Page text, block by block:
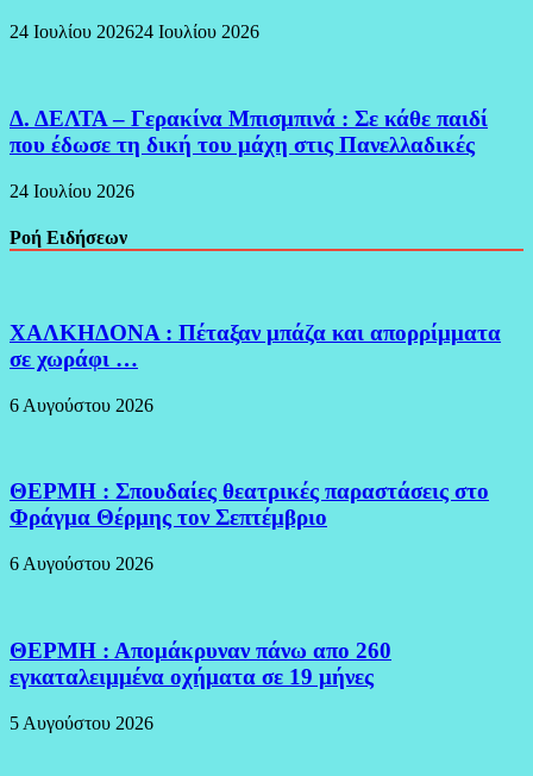
24 Ιουλίου 202624 Ιουλίου 2026
Δ. ΔΕΛΤΑ – Γερακίνα Μπισμπινά : Σε κάθε παιδί
που έδωσε τη δική του μάχη στις Πανελλαδικές
24 Ιουλίου 2026
Ροή Ειδήσεων
ΧΑΛΚΗΔΟΝΑ : Πέταξαν μπάζα και απορρίμματα
σε χωράφι …
6 Αυγούστου 2026
ΘΕΡΜΗ : Σπουδαίες θεατρικές παραστάσεις στο
Φράγμα Θέρμης τον Σεπτέμβριο
6 Αυγούστου 2026
ΘΕΡΜΗ : Απομάκρυναν πάνω απο 260
εγκαταλειμμένα οχήματα σε 19 μήνες
5 Αυγούστου 2026